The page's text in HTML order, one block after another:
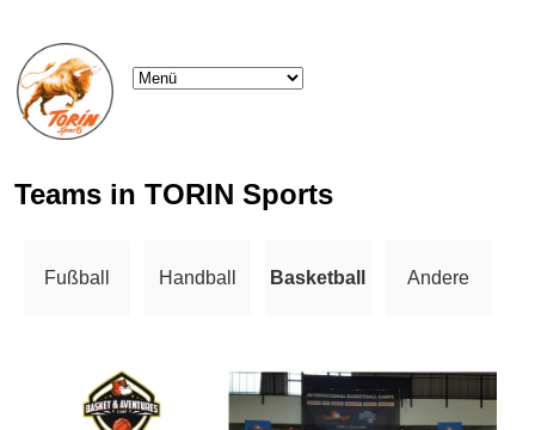
Teams in TORIN Sports
Fußball Handball Basketball Andere